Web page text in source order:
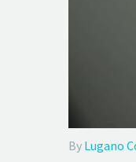
By Lugano